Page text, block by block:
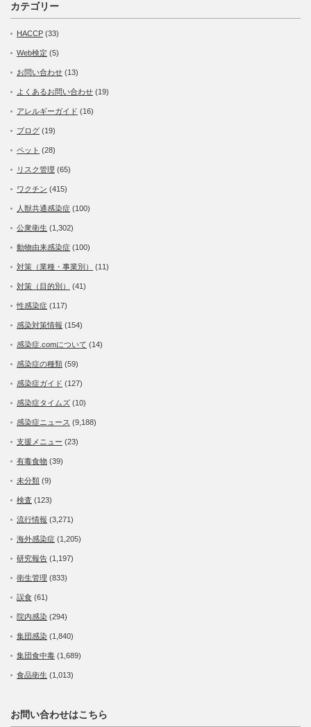
カテゴリー
HACCP (33)
Web検定 (5)
お問い合わせ (13)
よくあるお問い合わせ (19)
アレルギーガイド (16)
ブログ (19)
ペット (28)
リスク管理 (65)
ワクチン (415)
人獣共通感染症 (100)
公衆衛生 (1,302)
動物由来感染症 (100)
対策（業種・事業別） (11)
対策（目的別） (41)
性感染症 (117)
感染対策情報 (154)
感染症.comについて (14)
感染症の種類 (59)
感染症ガイド (127)
感染症タイムズ (10)
感染症ニュース (9,188)
支援メニュー (23)
有毒食物 (39)
未分類 (9)
検査 (123)
流行情報 (3,271)
海外感染症 (1,205)
研究報告 (1,197)
衛生管理 (833)
誤食 (61)
院内感染 (294)
集団感染 (1,840)
集団食中毒 (1,689)
食品衛生 (1,013)
お問い合わせはこちら